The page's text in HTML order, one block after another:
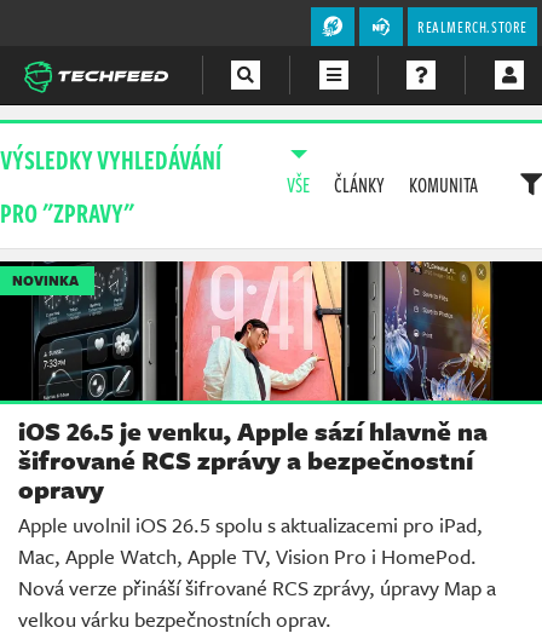
REALMERCH.STORE
Magazín
Videa
Soutěže
VÝSLEDKY VYHLEDÁVÁNÍ
PRO "ZPRAVY"
VŠE ČLÁNKY KOMUNITA
NOVINKA
iOS 26.5 je venku, Apple sází hlavně na
šifrované RCS zprávy a bezpečnostní
opravy
Apple uvolnil iOS 26.5 spolu s aktualizacemi pro iPad,
Mac, Apple Watch, Apple TV, Vision Pro i HomePod.
Nová verze přináší šifrované RCS zprávy, úpravy Map a
velkou várku bezpečnostních oprav.